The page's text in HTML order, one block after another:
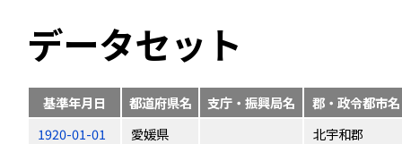
データセット
基準年月日 都道府県名 支庁・振興局名
郡・政令都市名
1920-01-01
愛媛県
北宇和郡